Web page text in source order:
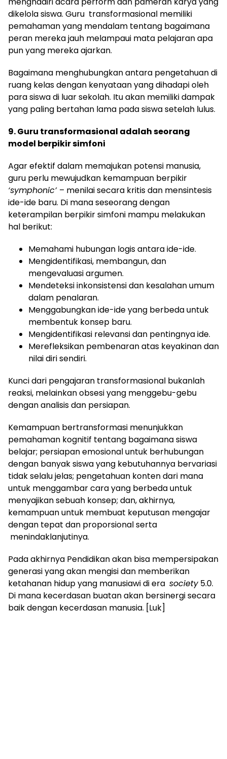
dikelola siswa. Guru transformasional memiliki
pemahaman yang mendalam tentang bagaimana
peran mereka jauh melampaui mata pelajaran apa
pun yang mereka ajarkan.
Bagaimana menghubungkan antara pengetahuan di
ruang kelas dengan kenyataan yang dihadapi oleh
para siswa di luar sekolah. Itu akan memiliki dampak
yang paling bertahan lama pada siswa setelah lulus.
9. Guru transformasional adalah seorang
model berpikir simfoni
Agar efektif dalam memajukan potensi manusia,
guru perlu mewujudkan kemampuan berpikir
‘symphonic’ – menilai secara kritis dan mensintesis
ide-ide baru. Di mana seseorang dengan
keterampilan berpikir simfoni mampu melakukan
hal berikut:
Memahami hubungan logis antara ide-ide.
Mengidentifikasi, membangun, dan
mengevaluasi argumen.
Mendeteksi inkonsistensi dan kesalahan umum
dalam penalaran.
Menggabungkan ide-ide yang berbeda untuk
membentuk konsep baru.
Mengidentifikasi relevansi dan pentingnya ide.
Merefleksikan pembenaran atas keyakinan dan
nilai diri sendiri.
Kunci dari pengajaran transformasional bukanlah
reaksi, melainkan obsesi yang menggebu-gebu
dengan analisis dan persiapan.
Kemampuan bertransformasi menunjukkan
pemahaman kognitif tentang bagaimana siswa
belajar; persiapan emosional untuk berhubungan
dengan banyak siswa yang kebutuhannya bervariasi
tidak selalu jelas; pengetahuan konten dari mana
untuk menggambar cara yang berbeda untuk
menyajikan sebuah konsep; dan, akhirnya,
kemampuan untuk membuat keputusan mengajar
dengan tepat dan proporsional serta
menindaklanjutinya.
Pada akhirnya Pendidikan akan bisa mempersipakan
generasi yang akan mengisi dan memberikan
ketahanan hidup yang manusiawi di era society5.0.
Di mana kecerdasan buatan akan bersinergi secara
baik dengan kecerdasan manusia. [Luk]